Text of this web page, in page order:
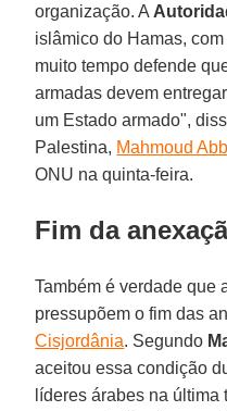
organização. A
islâmico do Hamas,
muito tempo defende
armadas devem
um Estado armado",
Palestina, Mahmoud
ONU na quinta-feira.
Fim da
Também é verdade que
pressupõem o fim das
Cisjordânia. Segundo
aceitou essa condição
líderes árabes na